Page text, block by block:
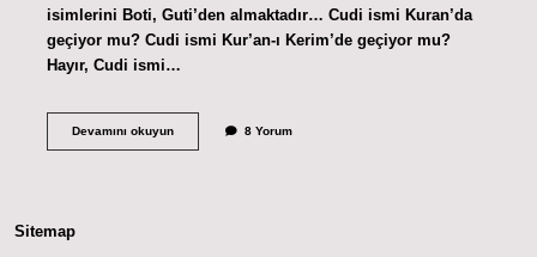
isimlerini Boti, Guti’den almaktadır… Cudi ismi Kuran’da
geçiyor mu? Cudi ismi Kur’an-ı Kerim’de geçiyor mu?
Hayır, Cudi ismi…
Devamını okuyunCûdî
8 Yorum
Sitemap